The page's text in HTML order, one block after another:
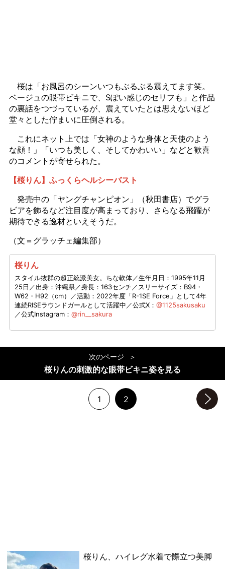
桜は「お風呂のシーンいつもぶるぶる震えてます笑。
ベージュの眼帯ビキニで、Sぽい感じのセリフも」と作品
の裏話をつづっているが、震えていたとは思えないほど
堂々とした佇まいに圧倒される。
これにネット上では「女神のような身体と天使のよう
な顔！」「いつも美しく、そしてかわいい」などと歓喜
のコメントが寄せられた。
【桜りん】ふっくらヘルシーバスト
発売中の「ヤングチャンピオン」（秋田書店）でグラ
ビアを飾るなど注目度が高まっており、さらなる飛躍が
期待できる逸材といえそうだ。
（文＝グラッチェ編集部）
桜りん
スタイル抜群の超正統派美女。ちな軟体／生年月日：1995年11月
25日／出身：沖縄県／身長：163センチ／スリーサイズ：B94・
W62・H92（cm）／活動：2022年度「R-1SE Force」として4年
連続RISEラウンドガールとして活躍中／公式X： @1125sakusaku
／公式Instagram： @rin__sakura
次のページ
桜りんの刺激的な眼帯ビキニ姿を見る
1 2
桜りん、ハイレグ水着で際立つ美脚